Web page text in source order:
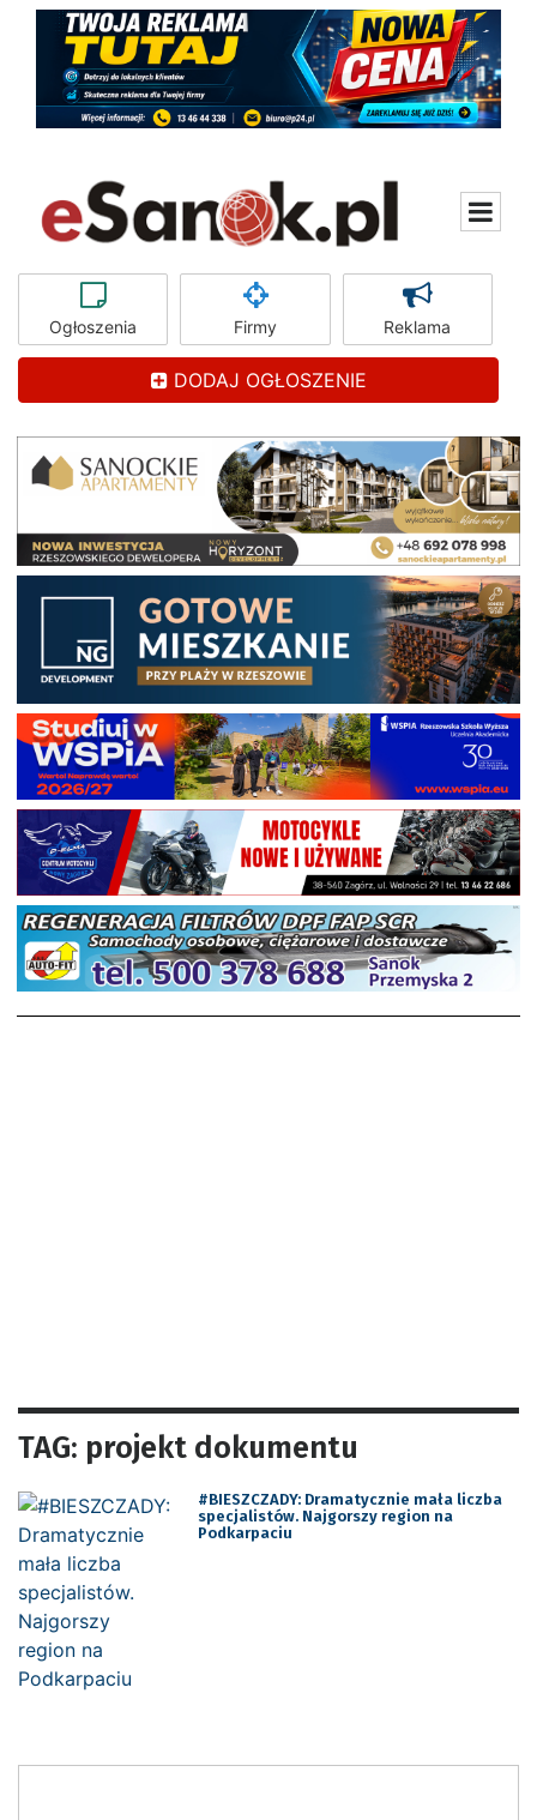
Ogłoszenia Firmy Reklama
DODAJ OGŁOSZENIE
TAG: projekt dokumentu
#BIESZCZADY: Dramatycznie mała liczba
specjalistów. Najgorszy region na
Podkarpaciu